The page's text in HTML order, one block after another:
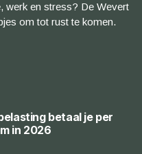
werk en stress? De Wevert
om tot rust te komen.
betaal je per
in 2026